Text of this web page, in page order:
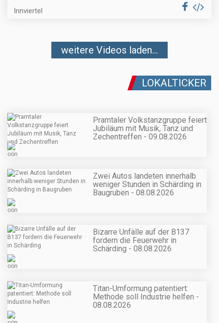
Innviertel
weitere Videos laden...
LOKALTICKER
Pramtaler Volkstanzgruppe feiert
Jubiläum mit Musik, Tanz und
Zechentreffen - 09.08.2026
Zwei Autos landeten innerhalb
weniger Stunden in Schärding in
Baugruben - 08.08.2026
Bizarre Unfälle auf der B137
fordern die Feuerwehr in
Schärding - 08.08.2026
Titan-Umformung patentiert:
Methode soll Industrie helfen -
08.08.2026